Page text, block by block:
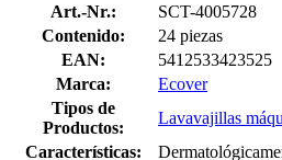
Art.-Nr.:
SCT-4005728
Contenido:
24 piezas
EAN:
5412533423525
Marca:
Ecover
Tipos de
Productos:
Lavavajillas
Características: